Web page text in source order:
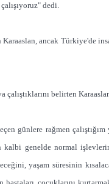
dedi.
ancak Türkiye'de
belirten
günlere rağmen
kalbi genelde normal
yaşam süresinin